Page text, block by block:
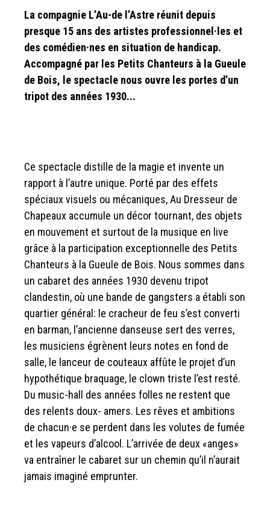
La compagnie L’Au-de l’Astre réunit depuis
presque 15 ans des artistes professionnel·les et
des comédien·nes en situation de handicap.
Accompagné par les Petits Chanteurs à la Gueule
de Bois, le spectacle nous ouvre les portes d’un
tripot des années 1930...
Ce spectacle distille de la magie et invente un
rapport à l’autre unique. Porté par des effets
spéciaux visuels ou mécaniques, Au Dresseur de
Chapeaux accumule un décor tournant, des objets
en mouvement et surtout de la musique en live
grâce à la participation exceptionnelle des Petits
Chanteurs à la Gueule de Bois. Nous sommes dans
un cabaret des années 1930 devenu tripot
clandestin, où une bande de gangsters a établi son
quartier général: le cracheur de feu s’est converti
en barman, l’ancienne danseuse sert des verres,
les musiciens égrènent leurs notes en fond de
salle, le lanceur de couteaux affûte le projet d’un
hypothétique braquage, le clown triste l’est resté.
Du music-hall des années folles ne restent que
des relents doux- amers. Les rêves et ambitions
de chacun·e se perdent dans les volutes de fumée
et les vapeurs d’alcool. L’arrivée de deux «anges»
va entraîner le cabaret sur un chemin qu’il n’aurait
jamais imaginé emprunter.